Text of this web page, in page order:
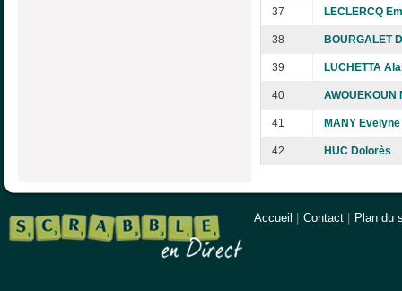
37 LECLERCQ
38 BOURGALET
39 LUCHETTA
40 AWOUEKOUN
41 MANY Evelyne
42 HUC Dolorès
Accueil Contact Plan du